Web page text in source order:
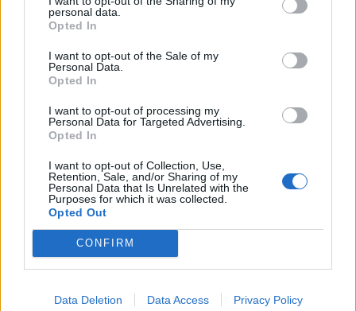
personal data.
Opted In
I want to opt-out of the Sale of my
Personal Data.
Opted In
I want to opt-out of processing my
Personal Data for Targeted Advertising.
Opted In
I want to opt-out of Collection, Use,
Retention, Sale, and/or Sharing of my
Personal Data that Is Unrelated with the
Purposes for which it was collected.
Opted Out
CONFIRM
Data Deletion Data Access Privacy Policy
όλοι μας, από τον Φεβρουάριο και μετά, πόσες
επίπεδο διάσημων ανθρώπων, αλλά και με την
καθημερινότητά μας. Αυτό για να κάνουμε την
αλλαγή του Πλούτωνα, γιατί ο Πλούτωνας στον
Υδροχόο είναι σε ένα ζώδιο συλλογικό. Σε ένα
ζώδιο των πολλών. Αυτό είναι κάτι που δεν θα
αλλάξει.
Θα αρχόμαστε πολύ κοντά και πιο συχνά με
απώλειες μέσα στο 2025, πιο πολλές από αυτές
που είχαμε συνηθίσει. Δύσκολο κομμάτι, το